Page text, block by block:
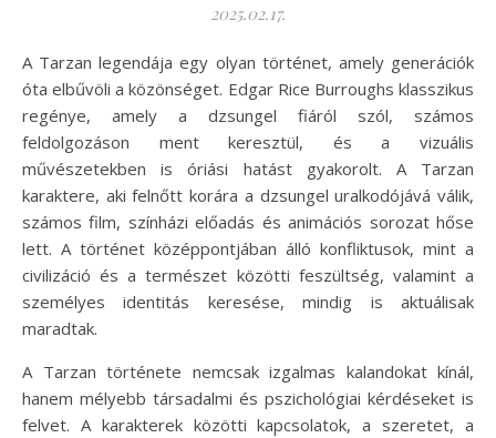
2025.02.17.
A Tarzan legendája egy olyan történet, amely generációk
óta elbűvöli a közönséget. Edgar Rice Burroughs klasszikus
regénye, amely a dzsungel fiáról szól, számos
feldolgozáson ment keresztül, és a vizuális
művészetekben is óriási hatást gyakorolt. A Tarzan
karaktere, aki felnőtt korára a dzsungel uralkodójává válik,
számos film, színházi előadás és animációs sorozat hőse
lett. A történet középpontjában álló konfliktusok, mint a
civilizáció és a természet közötti feszültség, valamint a
személyes identitás keresése, mindig is aktuálisak
maradtak.
A Tarzan története nemcsak izgalmas kalandokat kínál,
hanem mélyebb társadalmi és pszichológiai kérdéseket is
felvet. A karakterek közötti kapcsolatok, a szeretet, a